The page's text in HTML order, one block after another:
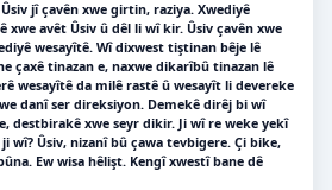
jî çavên xwe girtin, raziya. Xwediyê
xwe avêt Ûsiv û dêl li wî kir. Ûsiv çavên xwe
wesayîtê. Wî dixwest tiştinan bêje lê
çaxê tinazan e, naxwe dikarîbû tinazan lê
wesayîtê da milê rastê û wesayît li devereke
danî ser direksiyon. Demekê dirêj bi wî
destbirakê xwe seyr dikir. Ji wî re weke yekî
wî? Ûsiv, nizanî bû çawa tevbigere. Çi bike,
Ew wisa hêlişt. Kengî xwestî bane dê